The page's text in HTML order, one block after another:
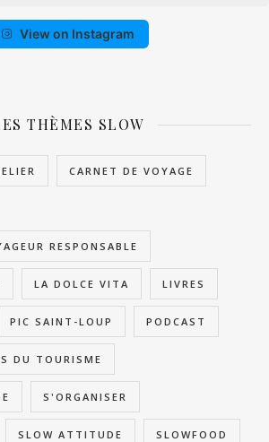
View on Instagram
THÈMES SLOW
CARNET DE VOYAGE
RESPONSABLE
LA DOLCE VITA LIVRES
PIC SAINT-LOUP PODCAST
DU TOURISME
S'ORGANISER
SLOW ATTITUDE SLOWFOOD